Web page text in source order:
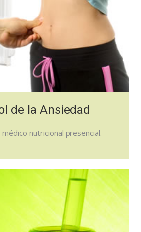
de la Ansiedad
nutricional presencial.